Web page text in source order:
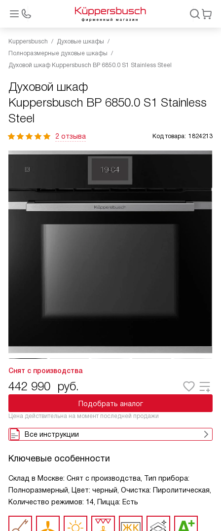
Kuppersbusch
Духовые шкафы
Полноразмерные духовые шкафы
Духовой шкаф Kuppersbusch BP 6850.0 S1 Stainless Steel
Духовой шкаф
Kuppersbusch BP 6850.0 S1 Stainless
Steel
2 отзыва Код товара: 1824213
Снят с производства
442 990 руб.
Подобрать аналог
Цена действительна на момент последней продажи
Все инструкции
Ключевые особенности
Склад в Москве: Снят с производства, Тип прибора:
Полноразмерный, Цвет: черный, Очистка: Пиролитическая,
Количество режимов: 14, Пицца: Есть